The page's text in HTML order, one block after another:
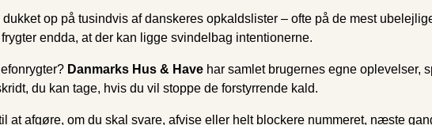
dukket op på tusindvis af danskeres opkaldslister – ofte på de mest
endda, at der kan ligge svindelbag intentionerne.
Danmarks Hus & Have har samlet brugernes egne oplevelser,
du kan tage, hvis du vil stoppe de forstyrrende kald.
at afgøre, om du skal svare, afvise eller helt blockere nummeret, næste